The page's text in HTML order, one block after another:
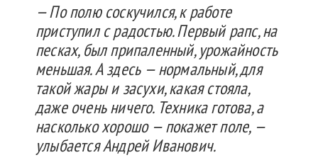
— По полю соскучился, к работе
приступил с радостью. Первый рапс, на
песках, был припаленный, урожайность
меньшая. А здесь — нормальный, для
такой жары и засухи, какая стояла,
даже очень ничего. Техника готова, а
насколько хорошо — покажет поле, —
улыбается Андрей Иванович.